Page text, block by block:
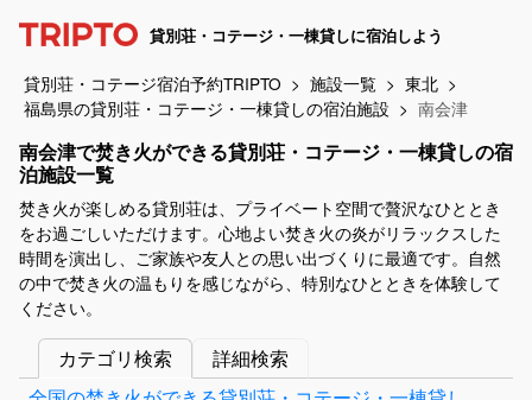
貸別荘・コテージ・一棟貸しに宿泊しよう
貸別荘・コテージ宿泊予約TRIPTO 施設一覧
東北
福島県の貸別荘・コテージ・一棟貸しの宿泊施設
南会津
南会津で焚き火ができる貸別荘・コテージ・一棟貸しの宿
泊施設一覧
焚き火が楽しめる貸別荘は、プライベート空間で贅沢なひととき
をお過ごしいただけます。心地よい焚き火の炎がリラックスした
時間を演出し、ご家族や友人との思い出づくりに最適です。自然
の中で焚き火の温もりを感じながら、特別なひとときを体験して
ください。
カテゴリ検索
詳細検索